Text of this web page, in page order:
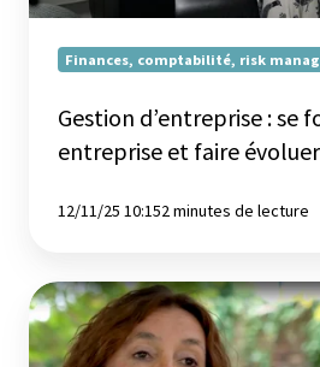
faire
évoluer
carrière
Finances, comptabilité, risk
Gestion d’entreprise : se
entreprise et faire
12/11/25 10:152 minutes de lecture
Comment
bien
communiquer